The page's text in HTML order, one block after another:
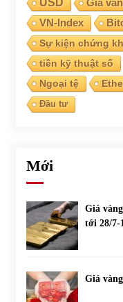
USD Giá
VN-Index
Sự kiện chứng
tiền kỹ thuật số
Ngoại tệ
Đầu tư
Mới
Giá
tới 28/7-
Giá